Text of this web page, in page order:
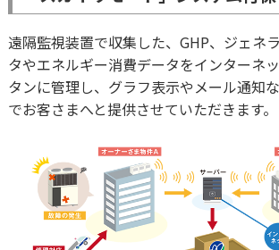
遠隔監視装置で収集した、GHP、ジェネ
タやエネルギー消費データをインターネ
タンに管理し、グラフ表示やメール通知
でお客さまへと提供させていただきます。